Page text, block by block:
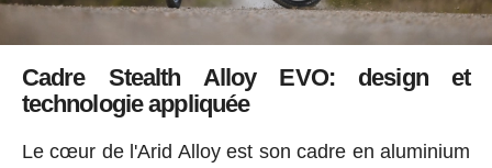
Cadre Stealth Alloy EVO: design et
technologie appliquée
Le cœur de l'Arid Alloy est son cadre en aluminium